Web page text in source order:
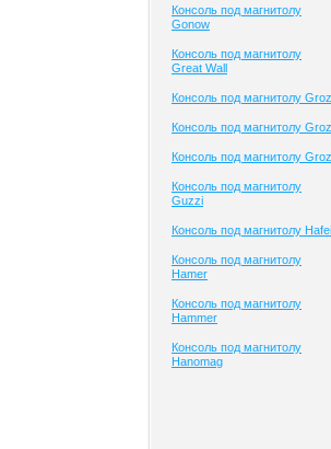
Консоль под магнитолу
Gonow
Консоль под магнитолу
Great Wall
Консоль под магнитолу Groz
Консоль под магнитолу Groz
Консоль под магнитолу Groz
Консоль под магнитолу
Guzzi
Консоль под магнитолу Hafei
Консоль под магнитолу
Hamer
Консоль под магнитолу
Hammer
Консоль под магнитолу
Hanomag